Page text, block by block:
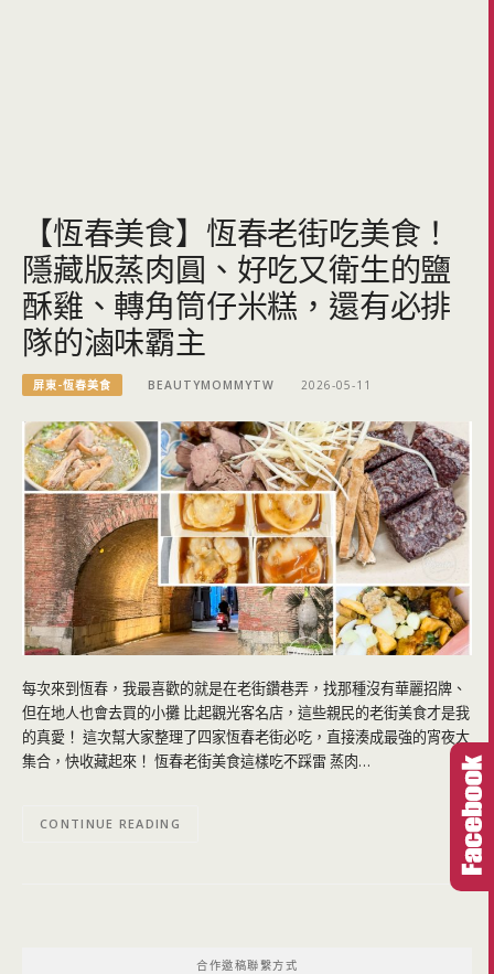
【恆春美食】恆春老街吃美食！
隱藏版蒸肉圓、好吃又衛生的鹽
酥雞、轉角筒仔米糕，還有必排
隊的滷味霸主
屏東-恆春美食 BEAUTYMOMMYTW 2026-05-11
每次來到恆春，我最喜歡的就是在老街鑽巷弄，找那種沒有華麗招牌、
但在地人也會去買的小攤 比起觀光客名店，這些親民的老街美食才是我
的真愛！ 這次幫大家整理了四家恆春老街必吃，直接湊成最強的宵夜大
集合，快收藏起來！ 恆春老街美食這樣吃不踩雷 蒸肉…
CONTINUE READING
合作邀稿聯繫方式